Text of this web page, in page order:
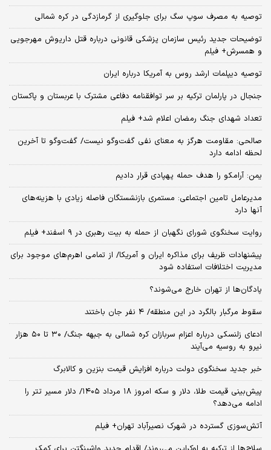
توصیه به مصرف سوپ سگ برای جلوگیری از گرمازدگی در کره شمالی
توضیحات جدید رئیس سازمان پزشکی قانونی درباره قتل داریوش مهرجویی
و همسرش+ فیلم
توصیه دیپلمات ارشد روس به آمریکا درباره ایران
جنجال در پارلمان ترکیه بر سر توافقنامه دفاعی مشترک با عربستان و پاکستان
تعداد شهدای جنگ رمضان اعلام شد+ فیلم
صالحی: مقاومت هرگز به معنای نفی گفت‌وگو نیست/ گفت‌وگو تا آخرین
لحظه ادامه دارد
یمن: آرامکو را هدف حمله پهپادی قرار دادیم
مدیرعامل تامین اجتماعی: مستمری بازنشستگان فاصله زیادی با هزینه‌های
آنها دارد
روایت سخنگوی شورای نگهبان از حمله به بیت رهبری در ۹ اسفند+ فیلم
پیشنهادات ظریف برای مذاکره ایران و آمریکا/ از تمامی اهرم‌های موجود برای
مدیریت اختلافات استفاده شود
پادگان‌ها از تهران خارج می‌شوند؟
سقوط مرگبار بالگرد در این منطقه/ ۴ نفر جان باختند
ادعای زلنسکی درباره اعزام سربازان کره شمالی به جبهه جنگ/ ۳۰ تا ۵۰ هزار
نیرو به روسیه می‌آیند
خبر جدید سخنگوی دولت درباره افزایش قیمت بنزین و کالابرگ
پیش‌بینی قیمت طلا، دلار و سکه امروز ۱۸ مرداد ۱۴۰۵/ دلار مسیر تتر را
ادامه می‌دهد؟
آتش‌سوزی گسترده در شهرک نصیرآباد تهران+ فیلم